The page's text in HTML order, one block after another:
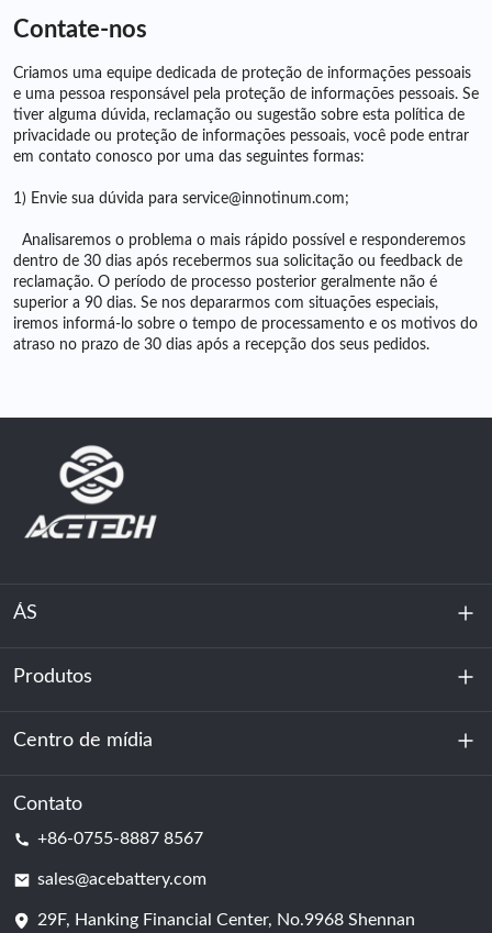
Contate-nos
Criamos uma equipe dedicada de proteção de informações pessoais
e uma pessoa responsável pela proteção de informações pessoais. Se
tiver alguma dúvida, reclamação ou sugestão sobre esta política de
privacidade ou proteção de informações pessoais, você pode entrar
em contato conosco por uma das seguintes formas:
1) Envie sua dúvida para service@innotinum.com;
Analisaremos o problema o mais rápido possível e responderemos
dentro de 30 dias após recebermos sua solicitação ou feedback de
reclamação. O período de processo posterior geralmente não é
superior a 90 dias. Se nos depararmos com situações especiais,
iremos informá-lo sobre o tempo de processamento e os motivos do
atraso no prazo de 30 dias após a recepção dos seus pedidos.
ÁS
Sobre nós
Sustentabilidade
Produtos
Armazenamento de energia
Centro de dados e sala de servidores
Célula de bateria
Centro de mídia
Notícias
Contato
+86-0755-8887 8567
sales@acebattery.com
29F, Hanking Financial Center, No.9968 Shennan